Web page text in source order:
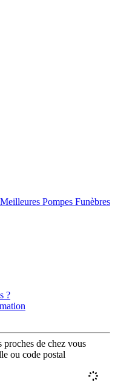
Pompes Funèbres
?
proches de chez vous
ou code postal